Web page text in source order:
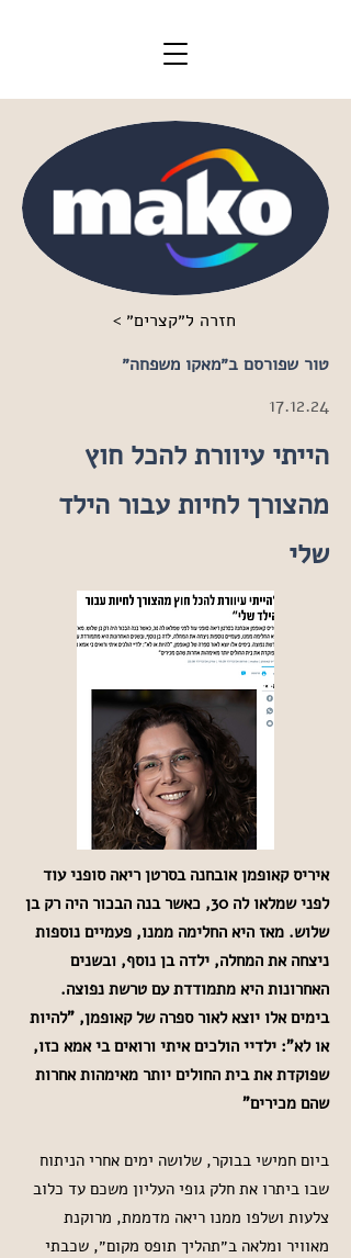
< חזרה ל״קצרים״
טור שפורסם ב״מאקו משפחה״
17.12.24
הייתי עיוורת להכל חוץ
מהצורך לחיות עבור הילד
שלי
איריס קאופמן אובחנה בסרטן ריאה סופני עוד
לפני שמלאו לה 30, כאשר בנה הבכור היה רק בן
שלוש. מאז היא החלימה ממנו, פעמיים נוספות
ניצחה את המחלה, ילדה בן נוסף, ובשנים
האחרונות היא מתמודדת עם טרשת נפוצה.
בימים אלו יוצא לאור ספרה של קאופמן, "להיות
או לא": ילדיי הולכים איתי ורואים בי אמא כזו,
שפוקדת את בית החולים יותר מאימהות אחרות
שהם מכירים"
ביום חמישי בבוקר, שלושה ימים אחרי הניתוח
שבו ביתרו את חלק גופי העליון משכם עד כלוב
צלעות ושלפו ממנו ריאה מדממת, מרוקנת
מאוויר ומלאה ב״תהליך תופס מקום״, שכבתי